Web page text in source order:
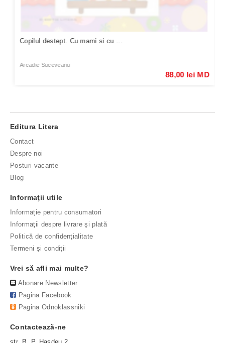
Copilul destept. Cu mami si cu ...
Arcadie Suceveanu
88,00 lei MD
Editura Litera
Contact
Despre noi
Posturi vacante
Blog
Informaţii utile
Informație pentru consumatori
Informaţii despre livrare şi plată
Politică de confidenţialitate
Termeni şi condiţii
Vrei să afli mai multe?
Abonare Newsletter
Pagina Facebook
Pagina Odnoklassniki
Contactează-ne